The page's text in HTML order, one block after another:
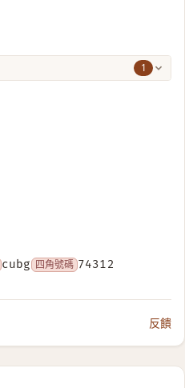
1
cubg 四角號碼 74312
反饋